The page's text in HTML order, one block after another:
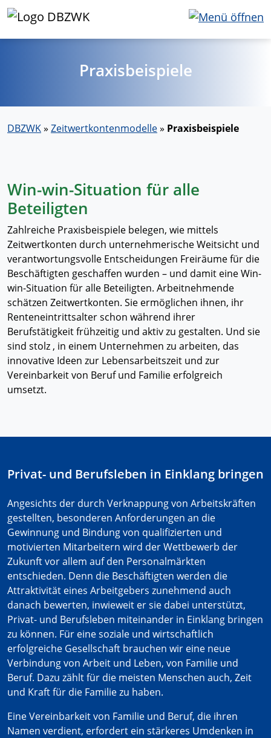
Praxisbeispiele
DBZWK» Zeitwertkontenmodelle» Praxisbeispiele
Win-win-Situation für alle
Beteiligten
Zahlreiche Praxisbeispiele belegen, wie mittels
Zeitwertkonten durch unternehmerische Weitsicht und
verantwortungsvolle Entscheidungen Freiräume für die
Beschäftigten geschaffen wurden – und damit eine Win-
win-Situation für alle Beteiligten. Arbeitnehmende
schätzen Zeitwertkonten. Sie ermöglichen ihnen, ihr
Renteneintrittsalter schon während ihrer
Berufstätigkeit frühzeitig und aktiv zu gestalten. Und sie
sind stolz , in einem Unternehmen zu arbeiten, das
innovative Ideen zur Lebensarbeitszeit und zur
Vereinbarkeit von Beruf und Familie erfolgreich
umsetzt.
Privat- und Berufsleben in Einklang bringen
Angesichts der durch Verknappung von Arbeitskräften
gestellten, besonderen Anforderungen an die
Gewinnung und Bindung von qualifizierten und
motivierten Mitarbeitern wird der Wettbewerb der
Zukunft vor allem auf den Personalmärkten
entschieden. Denn die Beschäftigten werden die
Attraktivität eines Arbeitgebers zunehmend auch
danach bewerten, inwieweit er sie dabei unterstützt,
Privat- und Berufsleben miteinander in Einklang bringen
zu können. Für eine soziale und wirtschaftlich
erfolgreiche Gesellschaft brauchen wir eine neue
Verbindung von Arbeit und Leben, von Familie und
Beruf. Dazu zählt für die meisten Menschen auch, Zeit
und Kraft für die Familie zu haben.
Eine Vereinbarkeit von Familie und Beruf, die ihren
Namen verdient, erfordert ein stärkeres Umdenken in